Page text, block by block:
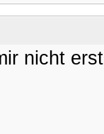
nicht